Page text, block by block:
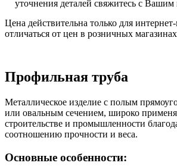
уточнения деталей свяжитесь с
Цена действительна только для
отличаться от цен в розничных магазинах
Профильная труба
Металлическое изделие с полым
или овальным сечением, широко
строительстве и промышленности
соотношению прочности и веса.
Основные особенности: